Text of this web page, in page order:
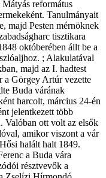
református
Tanulmányait
majd Pesten mérnöknek
tisztikara
októberében állt be a
; Alakulatával
majd az I. hadtest
a Görgey Artúr vezette
Buda várának
harcolt, március 24-én
jelentkezett több
Valóban ott volt az elsők
amikor viszont a vár
halált halt 1849.
a Buda vára
résztvevők a